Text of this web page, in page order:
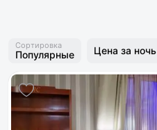
Сортировка
Популярные Цена за ночь